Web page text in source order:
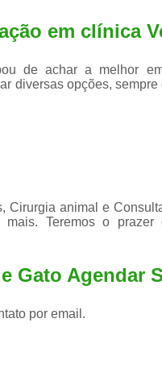
Limpeza de
Limpeza
em clínica
de achar a melhor
diversas opções,
Cirurgia animal e
Teremos o
Gato Agendar
por email.